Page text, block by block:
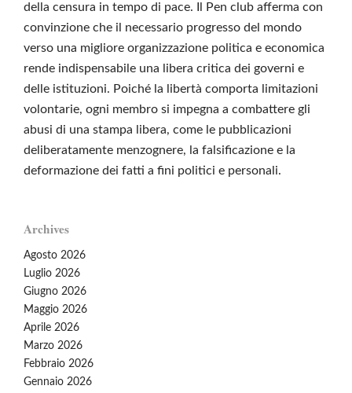
della censura in tempo di pace. Il Pen club afferma con
convinzione che il necessario progresso del mondo
verso una migliore organizzazione politica e economica
rende indispensabile una libera critica dei governi e
delle istituzioni. Poiché la libertà comporta limitazioni
volontarie, ogni membro si impegna a combattere gli
abusi di una stampa libera, come le pubblicazioni
deliberatamente menzognere, la falsificazione e la
deformazione dei fatti a fini politici e personali.
Archives
Agosto 2026
Luglio 2026
Giugno 2026
Maggio 2026
Aprile 2026
Marzo 2026
Febbraio 2026
Gennaio 2026